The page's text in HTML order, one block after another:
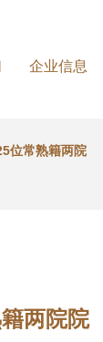
企业信息
位常熟籍两院
两院院